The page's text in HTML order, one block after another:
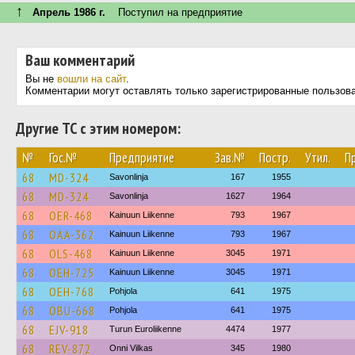
↑ Апрель 1986 г. Поступил на предприятие
Ваш комментарий
Вы не вошли на сайт.
Комментарии могут оставлять только зарегистрированные
Другие ТС с этим номером:
№ Гос.№ Предприятие Зав.№ Постр. Утил.
68 MD-324 Savonlinja 167 1955
68 MD-324 Savonlinja 1627 1964
68 OER-468 Kainuun Liikenne 793 1967
68 OAA-362 Kainuun Liikenne 793 1967
68 OLS-468 Kainuun Liikenne 3045 1971
68 OEH-725 Kainuun Liikenne 3045 1971
68 OEH-768 Pohjola 641 1975
68 OBU-668 Pohjola 641 1975
68 EJV-918 Turun Euroliikenne 4474 1977
68 REV-872 Onni Vilkas 345 1980